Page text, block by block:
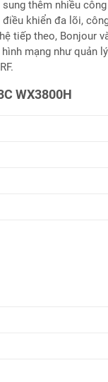
thêm nhiều
khiển đa lõi,
tiếp theo, Bonjour
mạng như quản
WX3800H